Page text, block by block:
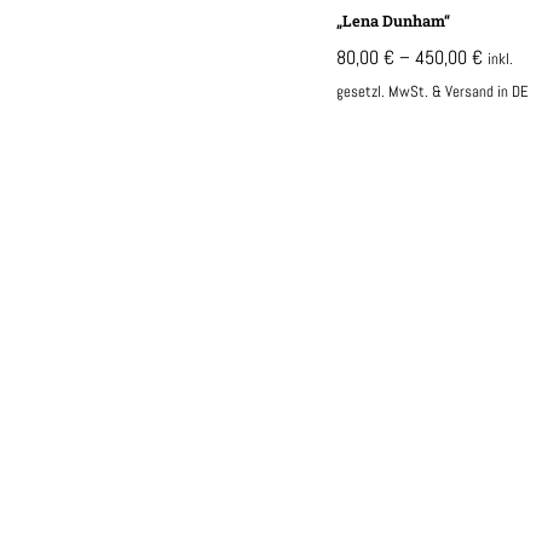
„Lena Dunham“
80,00€ – 450,00€ inkl.
gesetzl. MwSt. & Versand in DE